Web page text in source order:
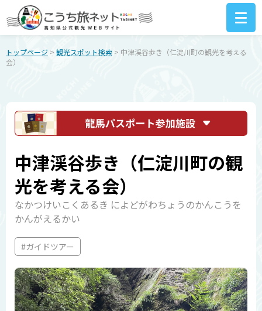
トップページ > 観光スポット検索 > 中津渓谷歩き（仁淀川町の観光を考える
会）
中津渓谷歩き（仁淀川町の観
光を考える会）
なかつけいこくあるき によどがわちょうのかんこうを
かんがえるかい
#ガイドツアー